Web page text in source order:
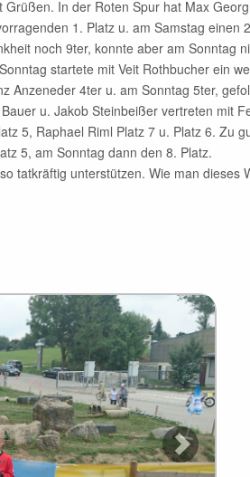
Grüßen. In der Roten Spur hat Max
1. Platz u. am Samstag einen
noch 9ter, konnte aber am Sonntag
startete mit Veit Rothbucher ein
Anzeneder 4ter u. am Sonntag 5ter,
u. Jakob Steinbeißer vertreten mit
5, Raphael Riml Platz 7 u. Platz 6.
5, am Sonntag dann den 8. Platz.
tatkräftig unterstützen. Wie man